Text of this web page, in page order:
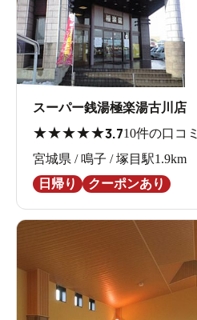
スーパー銭湯極楽湯古川店
★★★★★3.710件の口コミ
宮城県 / 鳴子 / 塚目駅1.9km
日帰り
クーポンあり